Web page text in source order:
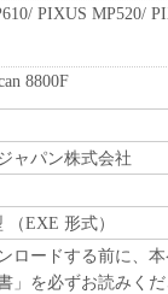
PIXUS MP520/
8800F
ャパン株式会社
EXE 形式）
ロードする前に、
」を必ずお読みく